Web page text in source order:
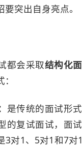
突出自身亮点。
都会采取结构化
是传统的面试形
的复试面试，面
3对1、5对1和7对